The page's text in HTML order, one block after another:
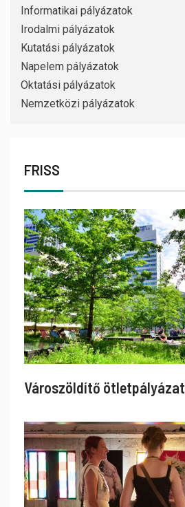
Informatikai pályázatok
Irodalmi pályázatok
Kutatási pályázatok
Napelem pályázatok
Oktatási pályázatok
Nemzetközi pályázatok
FRISS
Városzöldítő ötletpályázat